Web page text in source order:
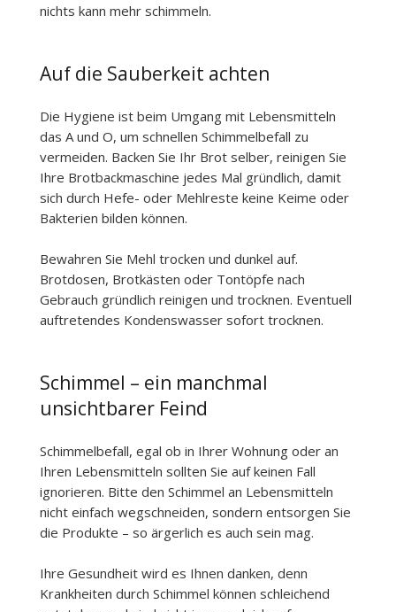
nichts kann mehr schimmeln.
Auf die Sauberkeit achten
Die Hygiene ist beim Umgang mit Lebensmitteln
das A und O, um schnellen Schimmelbefall zu
vermeiden. Backen Sie Ihr Brot selber, reinigen Sie
Ihre Brotbackmaschine jedes Mal gründlich, damit
sich durch Hefe- oder Mehlreste keine Keime oder
Bakterien bilden können.
Bewahren Sie Mehl trocken und dunkel auf.
Brotdosen, Brotkästen oder Tontöpfe nach
Gebrauch gründlich reinigen und trocknen. Eventuell
auftretendes Kondenswasser sofort trocknen.
Schimmel – ein manchmal
unsichtbarer Feind
Schimmelbefall, egal ob in Ihrer Wohnung oder an
Ihren Lebensmitteln sollten Sie auf keinen Fall
ignorieren. Bitte den Schimmel an Lebensmitteln
nicht einfach wegschneiden, sondern entsorgen Sie
die Produkte – so ärgerlich es auch sein mag.
Ihre Gesundheit wird es Ihnen danken, denn
Krankheiten durch Schimmel können schleichend